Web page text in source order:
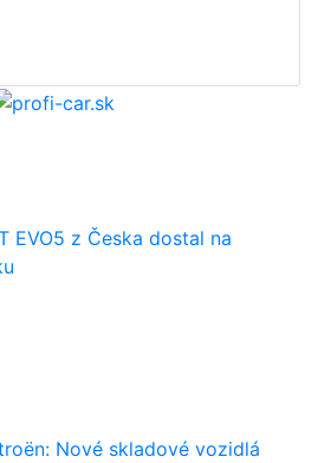
EVO5 z Česka dostal na
Nové skladové vozidlá